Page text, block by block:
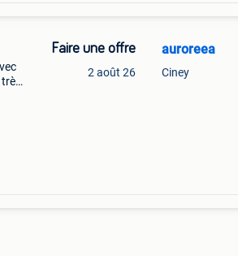
Faire une offre
2 août 26
auroreea
Ciney